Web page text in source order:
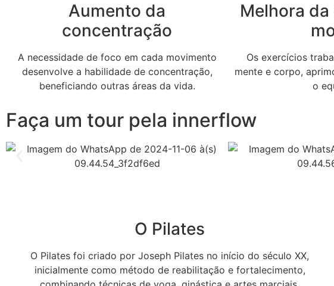
Aumento da
concentração
A necessidade de foco em cada movimento
desenvolve a habilidade de concentração,
beneficiando outras áreas da vida.
Melhora
Os exercícios
mente e corpo,
o
Faça um tour pela innerflow
O Pilates
O Pilates foi criado por Joseph Pilates no início do século XX,
inicialmente como método de reabilitação e fortalecimento,